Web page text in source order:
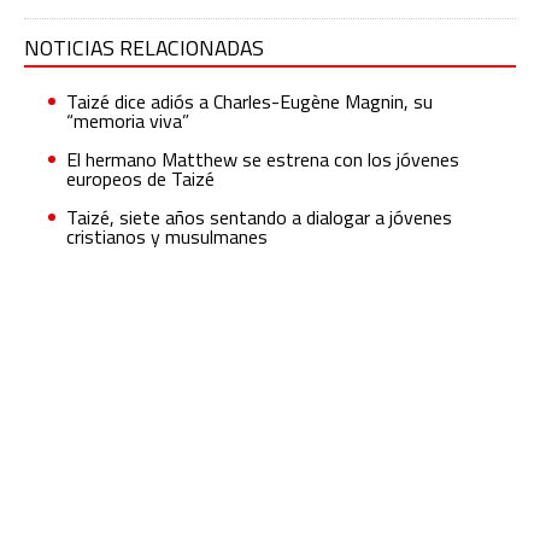
NOTICIAS RELACIONADAS
Taizé dice adiós a Charles-Eugène Magnin, su
“memoria viva”
El hermano Matthew se estrena con los jóvenes
europeos de Taizé
Taizé, siete años sentando a dialogar a jóvenes
cristianos y musulmanes